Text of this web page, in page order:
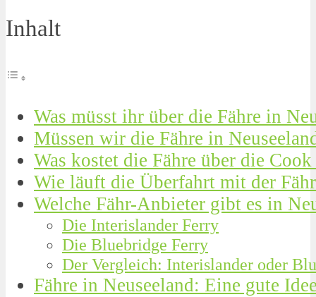
Inhalt
Was müsst ihr über die Fähre in
Müssen wir die Fähre in
Was kostet die Fähre über die
Wie läuft die Überfahrt mit der
Welche Fähr-Anbieter gibt es in
Die Interislander Ferry
Die Bluebridge Ferry
Der Vergleich: Interislander oder
Fähre in Neuseeland: Eine gute